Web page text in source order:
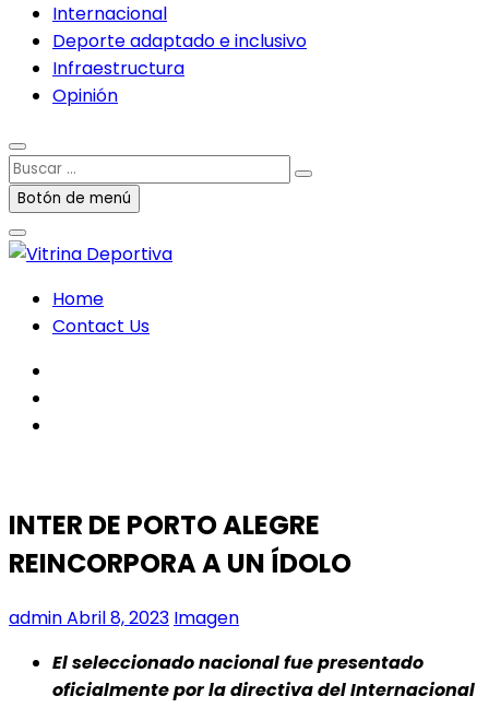
Internacional
Deporte adaptado e inclusivo
Infraestructura
Opinión
Buscar
…Botón de menú
Home
Contact Us
INTER DE PORTO ALEGRE
REINCORPORA A UN ÍDOLO
adminAbril 8, 2023 Imagen
El seleccionado nacional fue presentado
oficialmente por la directiva del Internacional